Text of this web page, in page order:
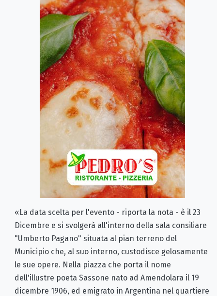
«La data scelta per l'evento - riporta la nota - è il 23
Dicembre e si svolgerà all'interno della sala consiliare
"Umberto Pagano" situata al pian terreno del
Municipio che, al suo interno, custodisce gelosamente
le sue opere. Nella piazza che porta il nome
dell'illustre poeta Sassone nato ad Amendolara il 19
dicembre 1906, ed emigrato in Argentina nel quartiere